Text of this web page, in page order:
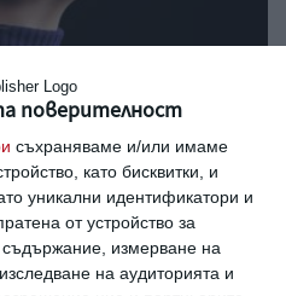
поверителност
съхраняваме и/или имаме
като бисквитки, и
уникални идентификатори и
от устройство за
измерване на
на аудиторията и
според неговия
в училищната система,